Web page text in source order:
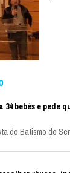
bebés e pede
do Batismo do